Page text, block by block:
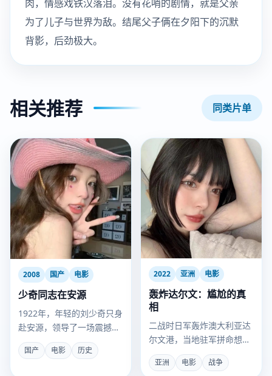
肉，情感戏铁汉落泪。没有花哨的剧情，就是父亲
为了儿子与世界为敌。结尾父子俩在夕阳下的沉默
背影，后劲极大。
相关推荐 同类片单
2008 国产 电影
少奇同志在安源
1922年，年轻的刘少奇只身
赴安源，领导了一场震撼全
国的煤矿工人大罢工。
国产 电影 历史
2022 亚洲 电影
轰炸达尔文：尴尬的真
相
二战时日军轰炸澳大利亚达
尔文港，当地驻军拼命想投
降，却因对方轰炸得不够准
而屡屡失败。
亚洲 电影 战争